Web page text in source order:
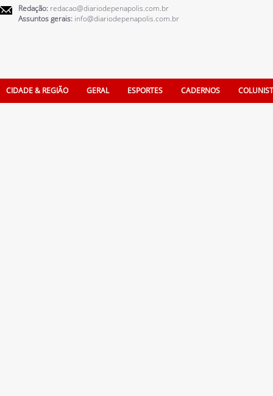
Redação: redacao@diariodepenapolis.com.br
Assuntos gerais: info@diariodepenapolis.com.br
CIDADE & REGIÃO GERAL ESPORTES CADERNOS